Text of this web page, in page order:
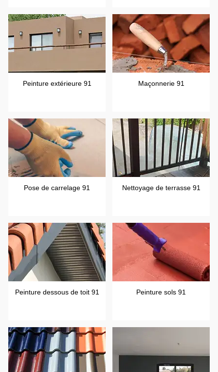
Peinture extérieure 91 Maçonnerie 91
Pose de carrelage 91 Nettoyage de terrasse 91
Peinture dessous de toit 91 Peinture sols 91